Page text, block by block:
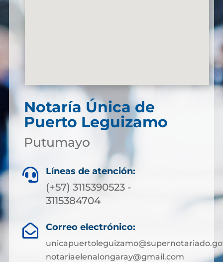
Notaría Única de
Puerto Leguizamo
Putumayo
 Líneas de atención:
(+57) 3115390523 -
3115384704
 Correo electrónico:
notariaelenalongaray@gmail.com